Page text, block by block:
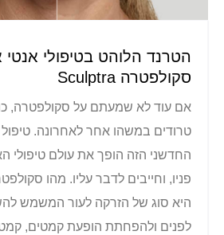
הטרנד הלוהט בטיפולי אנטי
סקולפטרה Sculptra
אם עוד לא שמעתם על סקולפטרה,
טרודים במשהו אחר לאחרונה. טיפול
החדשני הזה הופך את עולם טיפולי
פניו, וחייבים לדבר עליו. מהו
היא סוג של הזרקה לעור המשמש
לפנים ולהפחתת הופעת קמטים,